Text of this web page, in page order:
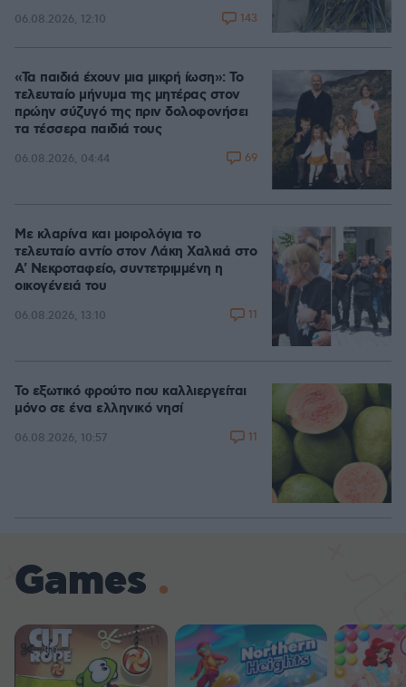
06.08.2026, 12:10 143
«Τα παιδιά έχουν μια μικρή ίωση»: Το
τελευταίο μήνυμα της μητέρας στον
πρώην σύζυγό της πριν δολοφονήσει
τα τέσσερα παιδιά τους
06.08.2026, 04:44 69
Με κλαρίνα και μοιρολόγια το
τελευταίο αντίο στον Λάκη Χαλκιά στο
A' Νεκροταφείο, συντετριμμένη η
οικογένειά του
06.08.2026, 13:10 11
Το εξωτικό φρούτο που καλλιεργείται
μόνο σε ένα ελληνικό νησί
06.08.2026, 10:57 11
Games